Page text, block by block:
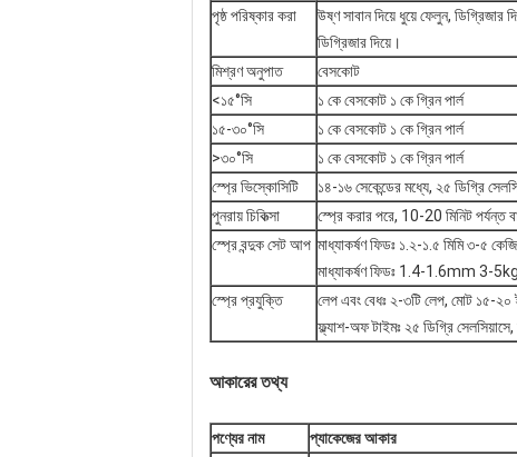
পৃষ্ঠ পরিষ্কার করা
উষ্ণ সাবান দিয়ে ধুয়ে ফেলুন,
ডিগ্রিজার দিয়ে।
মিশ্রণ অনুপাত
বেসকোট
<১৫°সি
১ কে বেসকোট ১ কে গ্রিন পার্ল
১৫-৩০°সি
১ কে বেসকোট ১ কে গ্রিন পার্ল
>৩০°সি
১ কে বেসকোট ১ কে গ্রিন পার্ল
স্প্রে ভিস্কোসিটি
১৪-১৬ সেকেন্ডের মধ্যে, ২৫ ডিগ্রি
পুনরায় চিকিত্সা
স্প্রে করার পরে, 10-20 মিনিট পর্যন্ত
স্প্রে বন্দুক সেট আপ মাধ্যাকর্ষণ ফিডঃ ১.২-১.৫ মিমি ৩-৫
মাধ্যাকর্ষণ ফিডঃ 1.4-1.6mm 3-
স্প্রে প্রযুক্তি
লেপ এবং বেধঃ ২-৩টি লেপ, মোট ১৫-
ফ্ল্যাশ-অফ টাইমঃ ২৫ ডিগ্রি
আকারের তথ্য
পণ্যের নাম
প্যাকেজের আকার